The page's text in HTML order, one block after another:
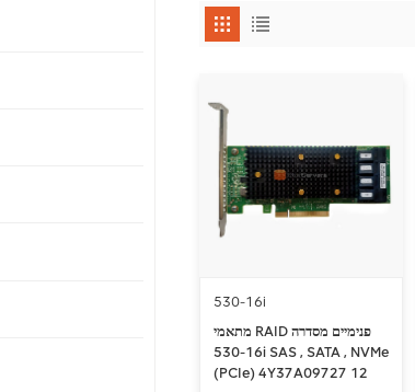
530-16i
מתאמי RAID פנימיים מסדרה
530-16i SAS , SATA , NVMe
(PCIe) 4Y37A09727 12